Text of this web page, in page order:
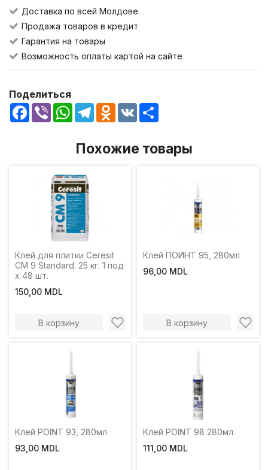
Доставка по всей Молдове
Продажа товаров в кредит
Гарантия на товары
Возможность оплаты картой на сайте
Поделиться
Facebook
Viber WhatsApp
TelegramOdnoklassniki
VK
Похожие товары
Клей для плитки Ceresit
CM 9 Standard. 25 кг. 1 под
x 48 шт.
150,00 MDL
В корзину
Клей ПОИНТ 95, 280мл
96,00 MDL
В корзину
Клей POINT 93, 280мл
93,00 MDL
Клей POINT 98 280мл
111,00 MDL